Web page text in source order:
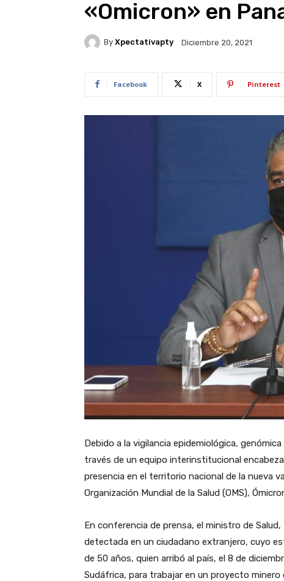
«Omicron» en
By Xpectativapty Diciembre 20, 2021
Facebook X Pinterest
Debido a la vigilancia epidemiológica,
través de un equipo interinstitucional
presencia en el territorio nacional de la nueva
Organización Mundial de la Salud (OMS),
En conferencia de prensa, el ministro de
detectada en un ciudadano extranjero, cuyo
de 50 años, quien arribó al país, el 8 de
Sudáfrica, para trabajar en un proyecto minero